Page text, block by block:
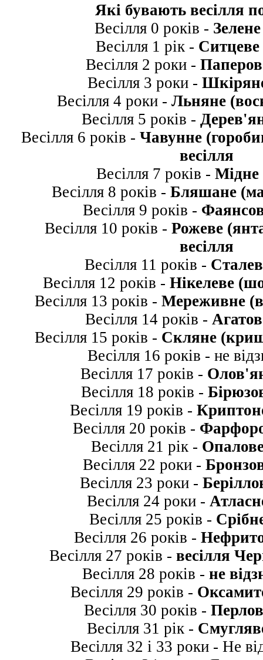
Які бувають весілля
Весілля 0 років -
Весілля 1 рік - Ситцеве
Весілля 2 роки -
Весілля 3 роки -
Весілля 4 роки - Льняне
Весілля 5 років -
Весілля 6 років - Чавунне
весілля
Весілля 7 років - Мідне
Весілля 8 років - Бляшане
Весілля 9 років -
Весілля 10 років - Рожеве
весілля
Весілля 11 років -
Весілля 12 років - Нікелеве
Весілля 13 років - Мереживне
Весілля 14 років -
Весілля 15 років - Скляне
Весілля 16 років - не
Весілля 17 років -
Весілля 18 років -
Весілля 19 років -
Весілля 20 років -
Весілля 21 рік -
Весілля 22 роки -
Весілля 23 роки -
Весілля 24 роки -
Весілля 25 років -
Весілля 26 років -
Весілля 27 років - весілля
Весілля 28 років - не
Весілля 29 років -
Весілля 30 років -
Весілля 31 рік -
Весілля 32 і 33 роки - Не